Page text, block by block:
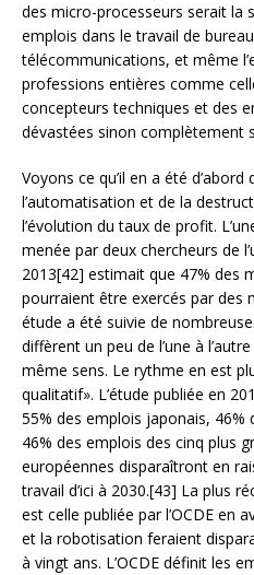
des micro-processeurs serait la
emplois dans le travail de
télécommunications, et même
professions entières comme
concepteurs techniques et des
dévastées sinon complètement
Voyons ce qu’il en a été
l’automatisation et de la
l’évolution du taux de profit.
menée par deux chercheurs de
2013[42] estimait que 47% des
pourraient être exercés par des
étude a été suivie de
diffèrent un peu de l’une à
même sens. Le rythme en est
qualitatif». L’étude publiée en
55% des emplois japonais,
46% des emplois des cinq plus
européennes disparaîtront en
travail d’ici à 2030.[43] La plus
est celle publiée par l’OCDE en
et la robotisation feraient
à vingt ans. L’OCDE définit les